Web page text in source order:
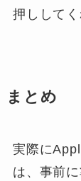
押しして
まとめ
実際に
は、事前